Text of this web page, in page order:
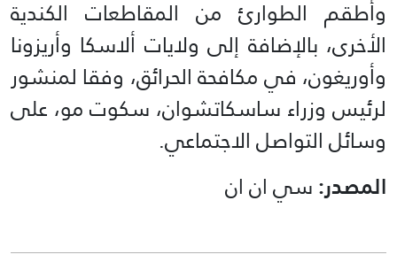
وأطقم الطوارئ من المقاطعات الكندية
الأخرى، بالإضافة إلى ولايات ألاسكا وأريزونا
وأوريغون، في مكافحة الحرائق، وفقا لمنشور
لرئيس وزراء ساسكاتشوان، سكوت مو، على
وسائل التواصل الاجتماعي.
المصدر:سي ان ان